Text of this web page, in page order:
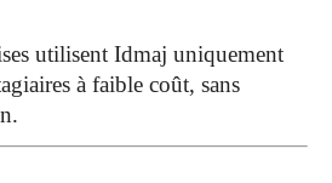
utilisent Idmaj uniquement
à faible coût, sans